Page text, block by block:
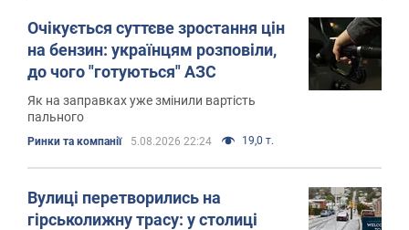
Очікується суттєве зростання цін
на бензин: українцям розповіли,
до чого "готуються" АЗС
Як на заправках уже змінили вартість
пального
Ринки та компанії 5.08.2026 22:24 19,0 т.
Вулиці перетворились на
гірськолижну трасу: у столиці